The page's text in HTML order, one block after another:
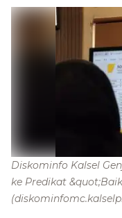
Diskominfo Kalsel
ke Predikat